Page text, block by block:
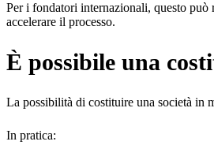
Per i fondatori internazionali, questo
accelerare il processo.
È possibile una
La possibilità di costituire una società in
In pratica: